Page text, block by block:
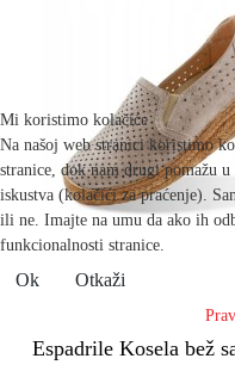
Espadrile Kosela bež
Mi koristimo kolačiće
Na našoj web stranici koristimo
stranice, dok nam drugi pomažu
iskustva (kolačići za praćenje).
ili ne. Imajte na umu da ako ih
funkcionalnosti stranice.
Ok Otkaži